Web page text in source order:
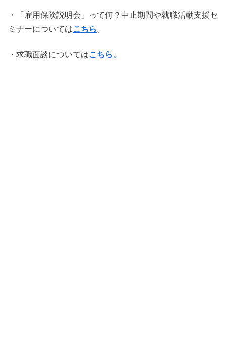
・「雇用保険説明会」って何？中止期間や就職活動支援セ
ミナーについてはこちら 。
・求職面談についてはこちら 。